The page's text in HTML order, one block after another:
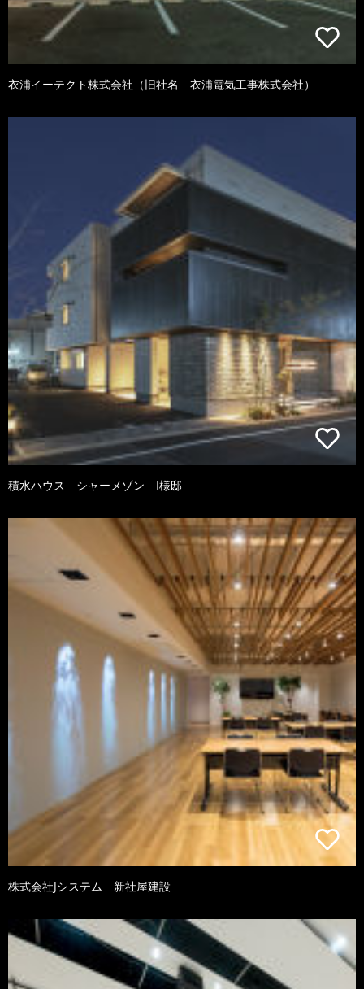
衣浦イーテクト株式会社（旧社名 衣浦電気工事株式会社）
積水ハウス シャーメゾン I様邸
株式会社Jシステム 新社屋建設